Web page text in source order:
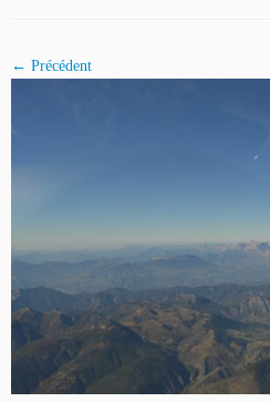
← Précédent